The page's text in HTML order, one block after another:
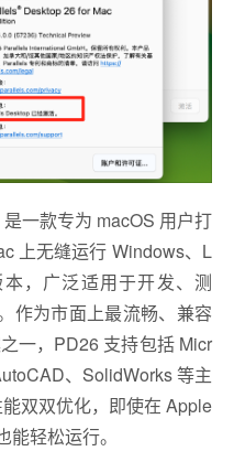
是一款专为 macOS 用户打
上无缝运行 Windows、L
，广泛适用于开发、测
作为市面上最流畅、兼容
一，PD26 支持包括 Micr
、SolidWorks 等主
双双优化，即使在 Apple
轻松运行。